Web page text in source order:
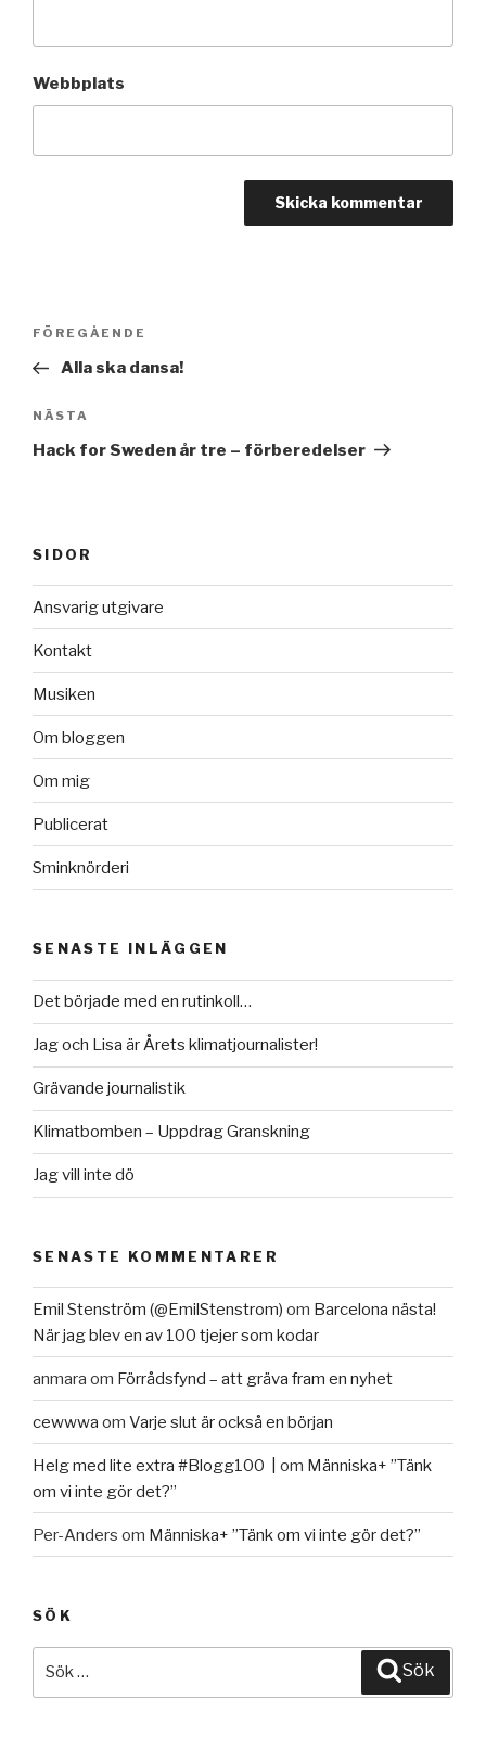
Webbplats
Inläggsnavigering
Föregående
inlägg
FÖREGÅENDE
Alla ska dansa!
Nästa
inlägg
NÄSTA
Hack for Sweden år tre – förberedelser
SIDOR
Ansvarig utgivare
Kontakt
Musiken
Om bloggen
Om mig
Publicerat
Sminknörderi
SENASTE INLÄGGEN
Det började med en rutinkoll…
Jag och Lisa är Årets klimatjournalister!
Grävande journalistik
Klimatbomben – Uppdrag Granskning
Jag vill inte dö
SENASTE KOMMENTARER
Emil Stenström (@EmilStenstrom) om Barcelona nästa!
När jag blev en av 100 tjejer som kodar
anmara om Förrådsfynd – att gräva fram en nyhet
cewwwa om Varje slut är också en början
Helg med lite extra #Blogg100 | om Människa+ ”Tänk
om vi inte gör det?”
Per-Anders om Människa+ ”Tänk om vi inte gör det?”
SÖK
Sök